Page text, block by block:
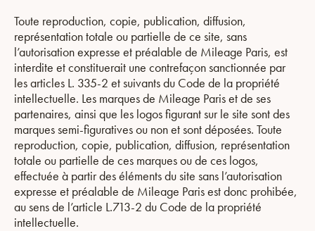
Toute reproduction, copie, publication, diffusion,
représentation totale ou partielle de ce site, sans
l’autorisation expresse et préalable de Mileage Paris, est
interdite et constituerait une contrefaçon sanctionnée par
les articles L. 335-2 et suivants du Code de la propriété
intellectuelle. Les marques de Mileage Paris et de ses
partenaires, ainsi que les logos figurant sur le site sont des
marques semi-figuratives ou non et sont déposées. Toute
reproduction, copie, publication, diffusion, représentation
totale ou partielle de ces marques ou de ces logos,
effectuée à partir des éléments du site sans l’autorisation
expresse et préalable de Mileage Paris est donc prohibée,
au sens de l’article L.713-2 du Code de la propriété
intellectuelle.